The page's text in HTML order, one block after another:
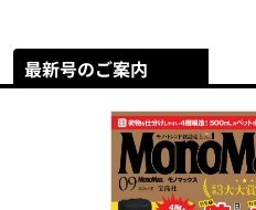
最新号のご案内